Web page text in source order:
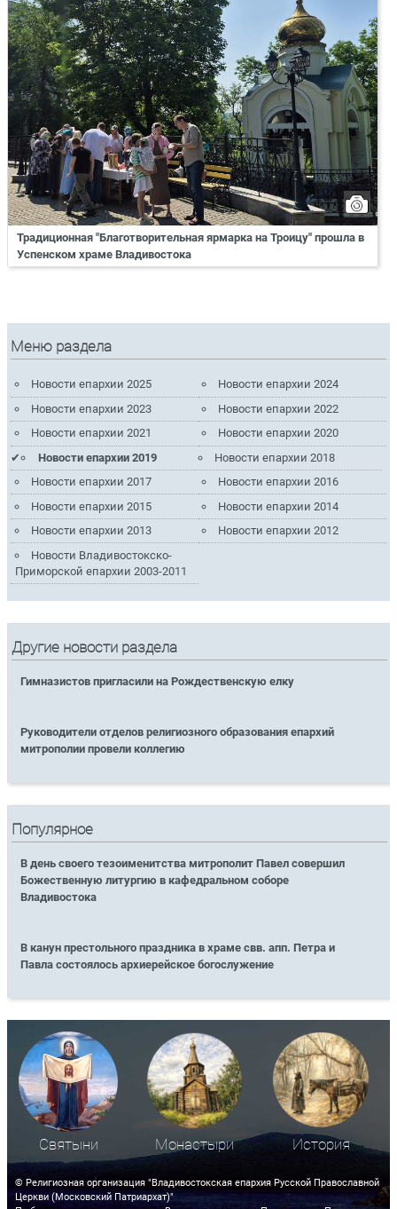
Традиционная "Благотворительная ярмарка на Троицу" прошла в
Успенском храме Владивостока
Меню раздела
Новости епархии 2025
Новости епархии 2024
Новости епархии 2023
Новости епархии 2022
Новости епархии 2021
Новости епархии 2020
Новости епархии 2019
Новости епархии 2018
Новости епархии 2017
Новости епархии 2016
Новости епархии 2015
Новости епархии 2014
Новости епархии 2013
Новости епархии 2012
Новости Владивостокско-
Приморской епархии 2003-2011
Другие новости раздела
Гимназистов пригласили на Рождественскую елку
Руководители отделов религиозного образования епархий
митрополии провели коллегию
Популярное
В день своего тезоименитства митрополит Павел совершил
Божественную литургию в кафедральном соборе
Владивостока
В канун престольного праздника в храме свв. апп. Петра и
Павла состоялось архиерейское богослужение
Святыни Монастыри История
© Религиозная организация "Владивостокская епархия Русской Православной
Церкви (Московский Патриархат)"